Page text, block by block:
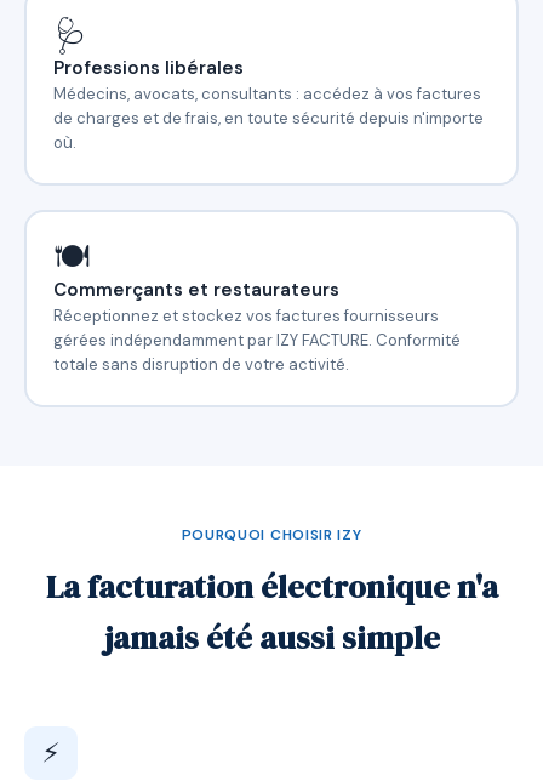
🩺
Professions libérales
Médecins, avocats, consultants : accédez à vos factures
de charges et de frais, en toute sécurité depuis n'importe
où.
🍽️
Commerçants et restaurateurs
Réceptionnez et stockez vos factures fournisseurs
gérées indépendamment par IZY FACTURE. Conformité
totale sans disruption de votre activité.
POURQUOI CHOISIR IZY
La facturation électronique n'a
jamais été aussi simple
⚡